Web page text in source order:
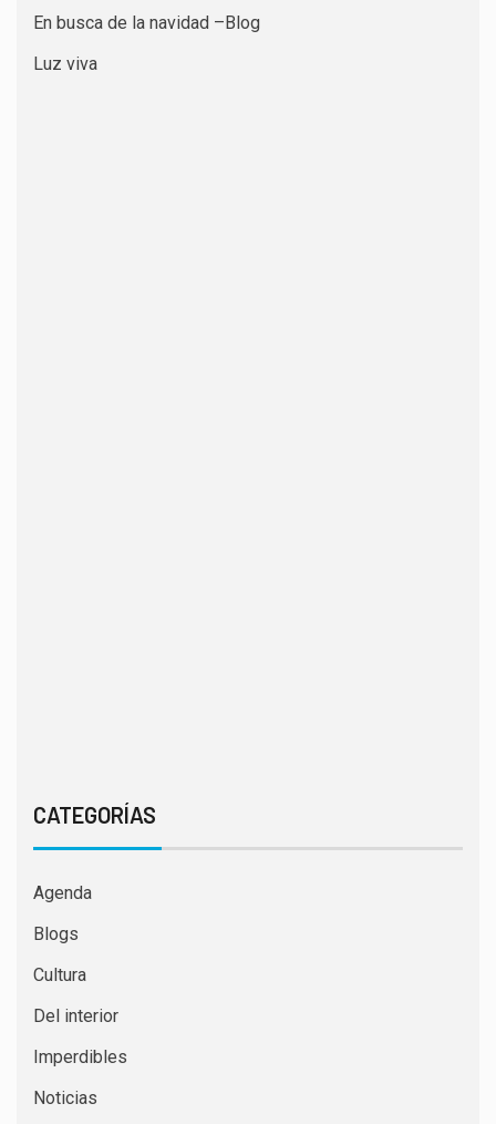
En busca de la navidad –Blog
Luz viva
CATEGORÍAS
Agenda
Blogs
Cultura
Del interior
Imperdibles
Noticias